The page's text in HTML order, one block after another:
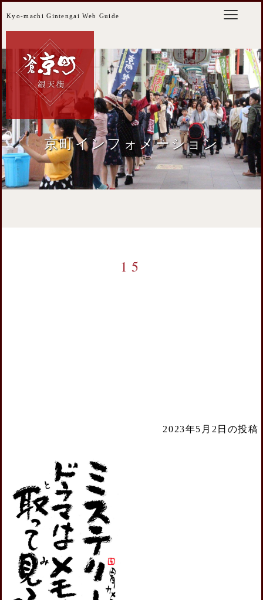
Kyo-machi Gintengai Web Guide
京町インフォメーション
15
2023年5月2日の投稿